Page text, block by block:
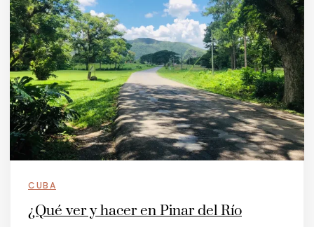
CUBA
¿Qué ver y hacer en Pinar del Río